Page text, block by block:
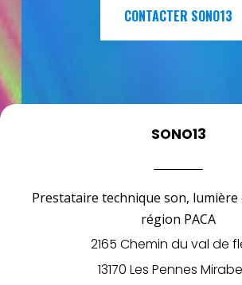
CONTACTER SONO13
SONO13
Prestataire technique son, lumière
région PACA
2165 Chemin du val de
13170 Les Pennes